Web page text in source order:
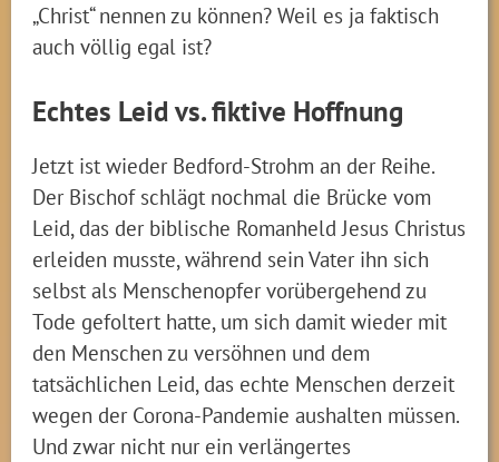
„Christ“ nennen zu können? Weil es ja faktisch
auch völlig egal ist?
Echtes Leid vs. fiktive Hoffnung
Jetzt ist wieder Bedford-Strohm an der Reihe.
Der Bischof schlägt nochmal die Brücke vom
Leid, das der biblische Romanheld Jesus Christus
erleiden musste, während sein Vater ihn sich
selbst als Menschenopfer vorübergehend zu
Tode gefoltert hatte, um sich damit wieder mit
den Menschen zu versöhnen und dem
tatsächlichen Leid, das echte Menschen derzeit
wegen der Corona-Pandemie aushalten müssen.
Und zwar nicht nur ein verlängertes